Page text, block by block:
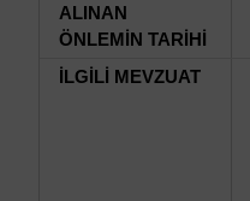
ALINAN
ÖNLEMİN TARİHİ
İLGİLİ MEVZUAT